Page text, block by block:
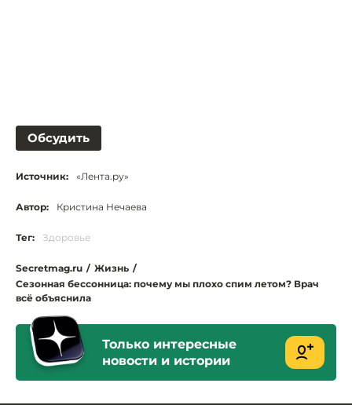
Обсудить
Источник: «Лента.ру»
Автор: Кристина Нечаева
Тег: Здоровье
Secretmag.ru / Жизнь /
Сезонная бессонница: почему мы плохо спим летом? Врач
всё объяснила
Только интересные
новости и истории